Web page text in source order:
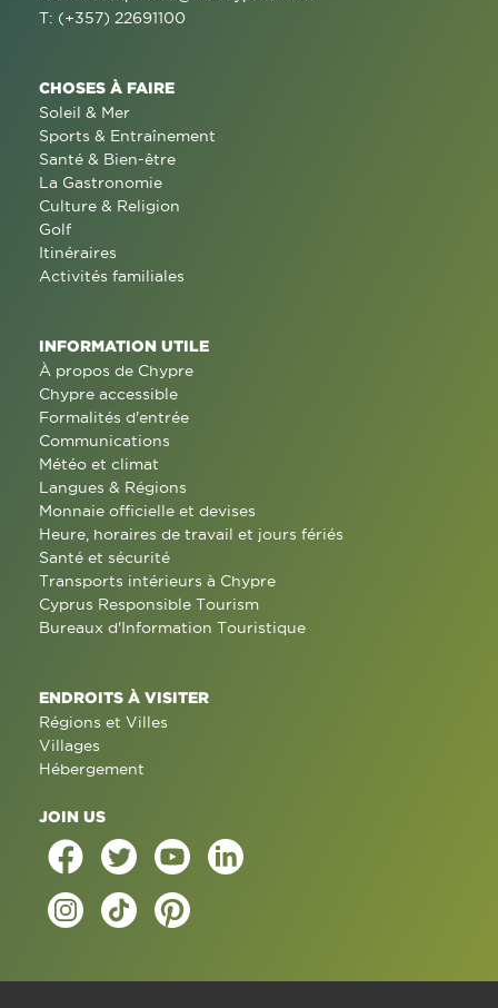
T: (+357) 22691100
CHOSES À FAIRE
Soleil & Mer
Sports & Entraînement
Santé & Bien-être
La Gastronomie
Culture & Religion
Golf
Itinéraires
Activités familiales
INFORMATION UTILE
À propos de Chypre
Chypre accessible
Formalités d'entrée
Communications
Météo et climat
Langues & Régions
Monnaie officielle et devises
Heure, horaires de travail et jours fériés
Santé et sécurité
Transports intérieurs à Chypre
Cyprus Responsible Tourism
Bureaux d'Information Touristique
ENDROITS À VISITER
Régions et Villes
Villages
Hébergement
JOIN US